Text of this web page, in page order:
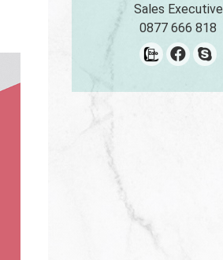
Sales Executive
0877 666 818